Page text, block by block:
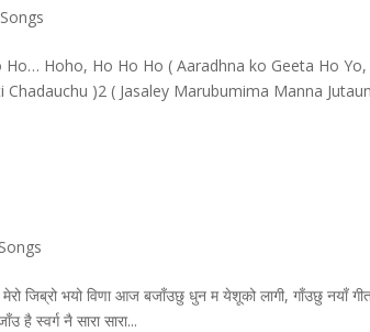
Hoho, Ho Ho Ho ( Aaradhna ko Geeta Ho Yo,
)2 ( Jasaley Marubumima Manna
जिब्रो भयो विणा आज बजाँउछु धुन म येशूको लागी, गाँउछु नयाँ
है स्वर्ग नै सारा सारा...